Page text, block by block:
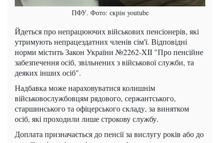
ПФУ. Фото: скрін youtube
Йдеться про непрацюючих військових пенсіонерів, які
утримують непрацездатних членів сім'ї. Відповідні
норми містить Закон України №2262-XII "Про пенсійне
забезпечення осіб, звільнених з військової служби, та
деяких інших осіб".
Надбавка може нараховуватися колишнім
військовослужбовцям рядового, сержантського,
старшинського та офіцерського складу, за винятком
осіб, які проходили лише строкову службу.
Доплата призначається до пенсії за вислугу років або до